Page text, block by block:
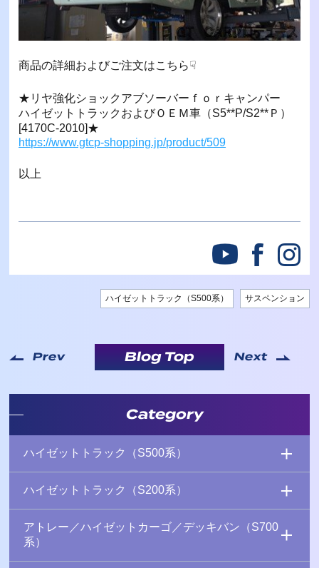
商品の詳細およびご注文はこちら☟
★リヤ強化ショックアブソーバーｆｏｒキャンパー
ハイゼットトラックおよびＯＥＭ車（S5**P/S2**Ｐ）
[4170C-2010]★
https://www.gtcp-shopping.jp/product/509
以上
ハイゼットトラック（S500系） サスペンション
Prev Blog Top Next
Category
ハイゼットトラック（S500系）
ハイゼットトラック（S200系）
アトレー／ハイゼットカーゴ／デッキバン（S700
系）